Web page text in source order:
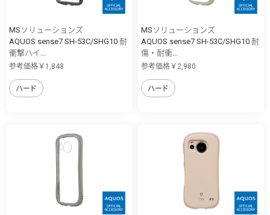
MSソリューションズ
AQUOS sense7 SH-53C/SHG10 耐
衝撃ハイ...
参考価格￥1,848
ハード
MSソリューションズ
AQUOS sense7 SH-53C/SHG10 耐
傷・耐衝...
参考価格￥2,980
ハード